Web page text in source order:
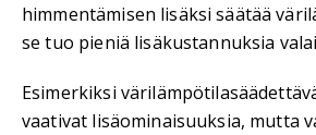
himmentämisen lisäksi säätää
se tuo pieniä lisäkustannuksia
Esimerkiksi
vaativat lisäominaisuuksia, mutta